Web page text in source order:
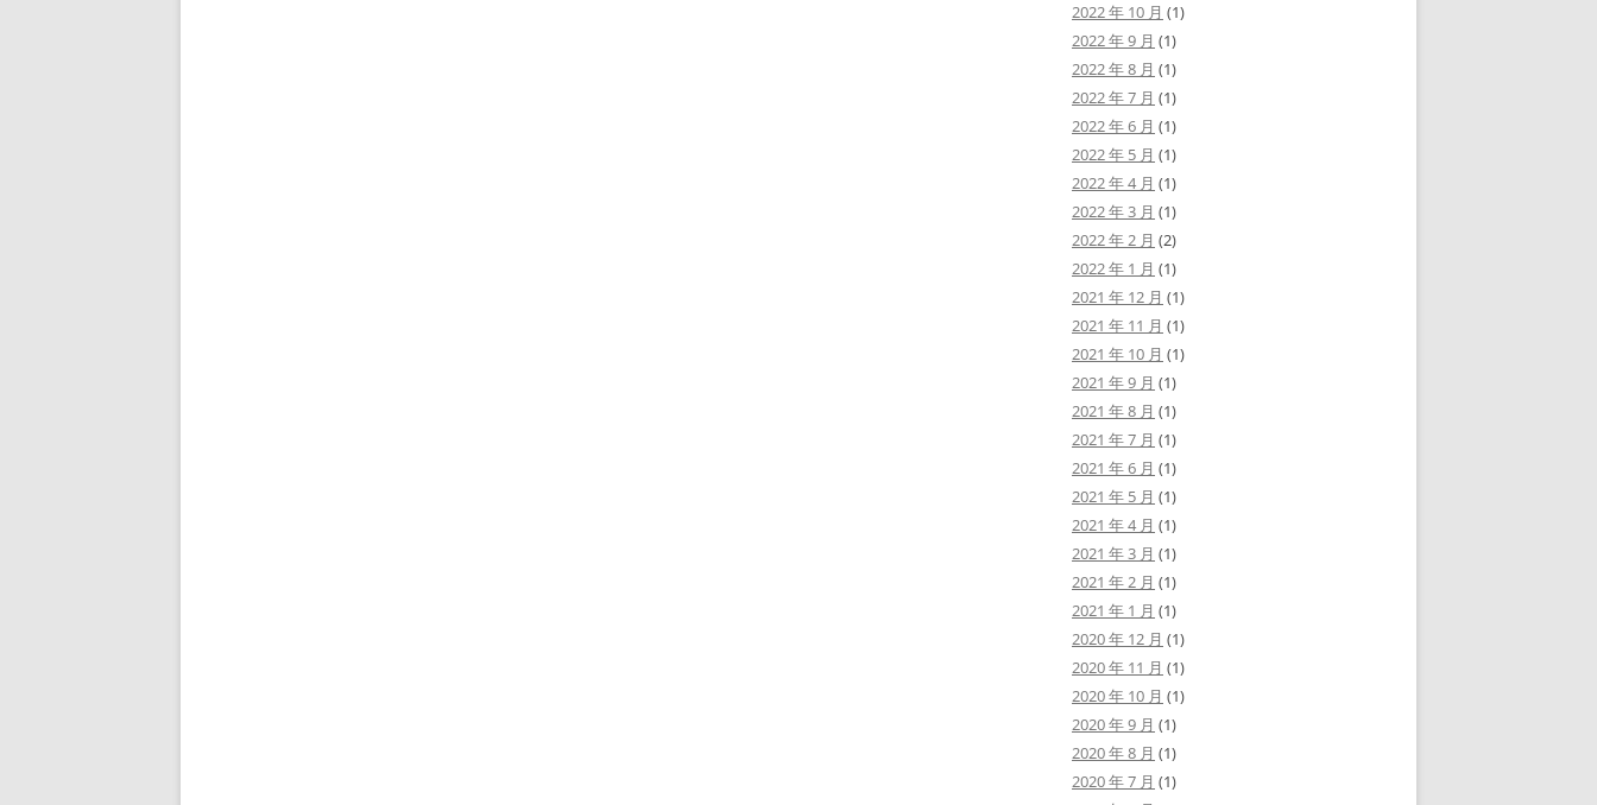
2022 年 10 月 (1)
2022 年 9 月 (1)
2022 年 8 月 (1)
2022 年 7 月 (1)
2022 年 6 月 (1)
2022 年 5 月 (1)
2022 年 4 月 (1)
2022 年 3 月 (1)
2022 年 2 月 (2)
2022 年 1 月 (1)
2021 年 12 月 (1)
2021 年 11 月 (1)
2021 年 10 月 (1)
2021 年 9 月 (1)
2021 年 8 月 (1)
2021 年 7 月 (1)
2021 年 6 月 (1)
2021 年 5 月 (1)
2021 年 4 月 (1)
2021 年 3 月 (1)
2021 年 2 月 (1)
2021 年 1 月 (1)
2020 年 12 月 (1)
2020 年 11 月 (1)
2020 年 10 月 (1)
2020 年 9 月 (1)
2020 年 8 月 (1)
2020 年 7 月 (1)